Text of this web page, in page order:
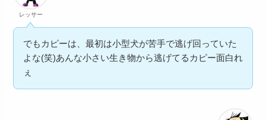
レッサー
でもカピーは、最初は小型犬が苦手で逃げ回っていた
よな(笑)あんな小さい生き物から逃げてるカピー面白れ
ぇ